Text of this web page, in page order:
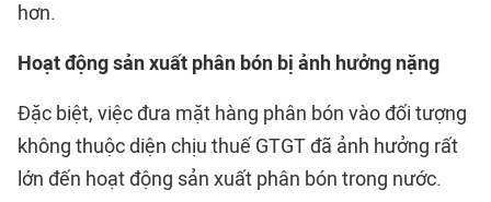
hơn.
Hoạt động sản xuất phân bón bị ảnh hưởng nặng
Đặc biệt, việc đưa mặt hàng phân bón vào đối tượng
không thuộc diện chịu thuế GTGT đã ảnh hưởng rất
lớn đến hoạt động sản xuất phân bón trong nước.